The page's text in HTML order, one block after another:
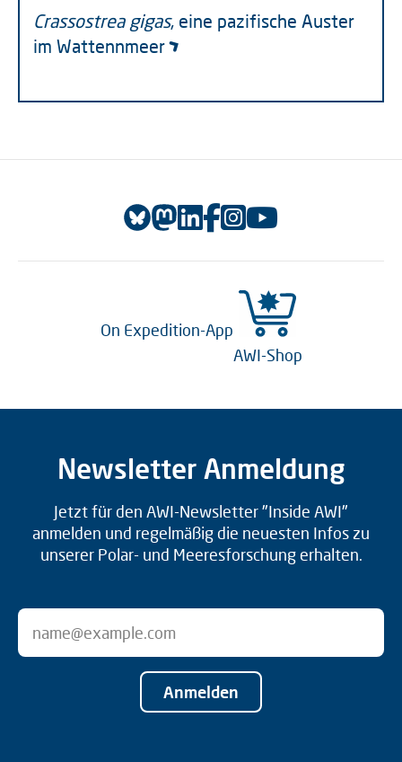
Crassostrea gigas, eine pazifische Auster
im Wattennmeer
On Expedition-App
AWI-Shop
Newsletter Anmeldung
Jetzt für den AWI-Newsletter "Inside AWI"
anmelden und regelmäßig die neuesten Infos zu
unserer Polar- und Meeresforschung erhalten.
Anmelden